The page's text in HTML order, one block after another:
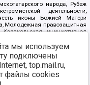
народа, Рубеж
деятельности,
иконы Божией Матери
Молодежная правозащитная
инициативная
республика Русь,
и свобода, W.H.С., Фалунь
клуб-Новокузнецк/РПК,
Фонд защиты прав
Прикубанского округа г.
мы используем
подключены
top.mail.ru,
файлы cookies